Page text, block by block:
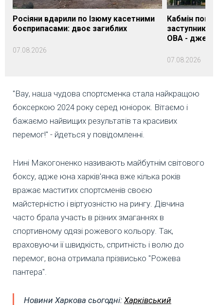
Росіяни вдарили по Ізюму касетними
боєприпасами: двоє загиблих
07.08.2026
Кабмін
заступника
ОВА -
07.08.2026
"Вау, наша чудова спортсменка стала найкращою
боксеркою 2024 року серед юніорок. Вітаємо і
бажаємо найвищих результатів та красивих
перемог!" - йдеться у повідомленні.
Нині Макогоненко називають майбутнім світового
боксу, адже юна харків'янка вже кілька років
вражає маститих спортсменів своєю
майстерністю і віртуозністю на рингу. Дівчина
часто брала участь в різних змаганнях в
спортивному одязі рожевого кольору. Так,
враховуючи її швидкість, спритність і волю до
перемог, вона отримала прізвисько "Рожева
пантера".
Новини Харкова сьогодні: Харківський